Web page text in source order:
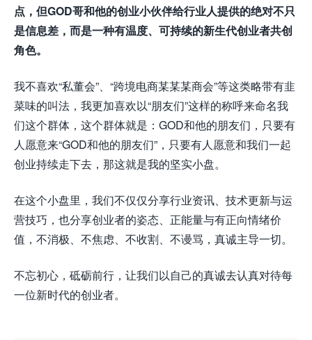
点，但GOD哥和他的创业小伙伴给行业人提供的绝对不只
是信息差，而是一种有温度、可持续的新生代创业者共创
角色。
我不喜欢“私董会”、“跨境电商某某某商会”等这类略带有韭
菜味的叫法，我更加喜欢以“朋友们”这样的称呼来命名我
们这个群体，这个群体就是：GOD和他的朋友们，只要有
人愿意来“GOD和他的朋友们”，只要有人愿意和我们一起
创业持续走下去，那这就是我的坚实小盘。
在这个小盘里，我们不仅仅分享行业资讯、技术更新与运
营技巧，也分享创业者的姿态、正能量与有正向情绪价
值，不消极、不焦虑、不收割、不谩骂，真诚主导一切。
不忘初心，砥砺前行，让我们以自己的真诚去认真对待每
一位新时代的创业者。